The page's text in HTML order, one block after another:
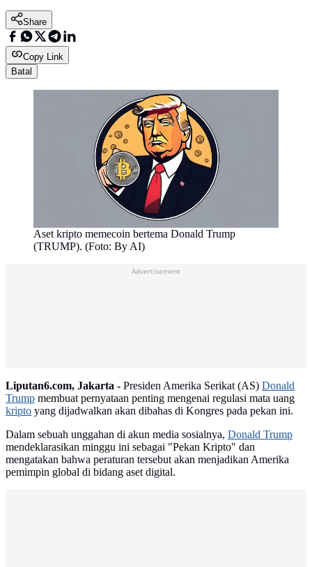
Share
Copy Link
Batal
Aset kripto memecoin bertema Donald Trump
(TRUMP). (Foto: By AI)
Advertisement
Liputan6.com, Jakarta - Presiden Amerika Serikat (AS) Donald
Trump membuat pernyataan penting mengenai regulasi mata uang
kripto yang dijadwalkan akan dibahas di Kongres pada pekan ini.
Dalam sebuah unggahan di akun media sosialnya, Donald Trump
mendeklarasikan minggu ini sebagai "Pekan Kripto" dan
mengatakan bahwa peraturan tersebut akan menjadikan Amerika
pemimpin global di bidang aset digital.